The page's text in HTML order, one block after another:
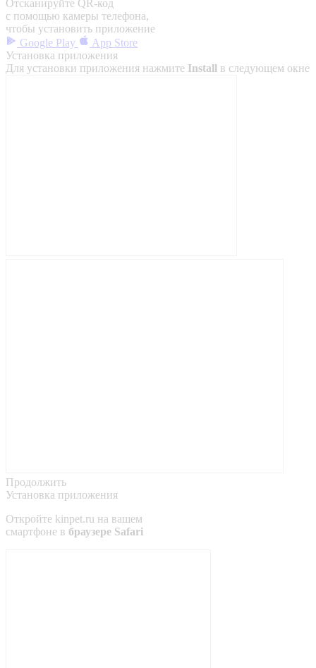
Отсканируйте QR-код
с помощью камеры телефона,
чтобы установить приложение
Google Play
App Store
Установка приложения
Для установки приложения нажмите Install в следующем окне
Продолжить
Установка приложения
Откройте kinpet.ru на вашем
смартфоне в браузере Safari